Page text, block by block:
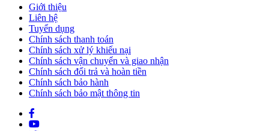
Giới thiệu
Liên hệ
Tuyển dụng
Chính sách thanh toán
Chính sách xử lý khiếu nại
Chính sách vận chuyển và giao nhận
Chính sách đổi trả và hoàn tiền
Chính sách bảo hành
Chính sách bảo mật thông tin